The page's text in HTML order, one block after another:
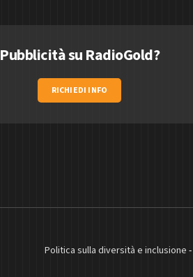
Pubblicità su RadioGold?
RICHIEDI INFO
Politica sulla diversità e inclusione -